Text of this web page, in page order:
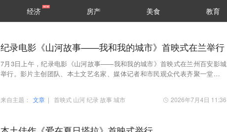
经济 房产 美食 教育
纪录电影《山河故事——我和我的城市》首映式在兰举行
7月3日上午，纪录电影《山河故事——我和我的城市》首映式在兰州百安影城
举行。影片主创团队、本土文艺名家、媒体记者和市民观众代表齐聚一堂，共
来自主题： 文章 | 首映式 山河纪录故事 城市 2026年7月4日 11:36